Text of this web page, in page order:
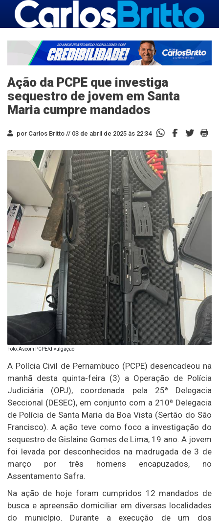
Ação da PCPE que investiga
sequestro de jovem em Santa
Maria cumpre mandados
por Carlos Britto // 03 de abril de 2025 às 22:34
Foto: Ascom PCPE/divulgação
A Polícia Civil de Pernambuco (PCPE) desencadeou na
manhã desta quinta-feira (3) a Operação de Polícia
Judiciária (OPJ), coordenada pela 25ª Delegacia
Seccional (DESEC), em conjunto com a 210ª Delegacia
de Polícia de Santa Maria da Boa Vista (Sertão do São
Francisco). A ação teve como foco a investigação do
sequestro de Gislaine Gomes de Lima, 19 ano. A jovem
foi levada por desconhecidos na madrugada de 3 de
março por três homens encapuzados, no
Assentamento Safra.
Na ação de hoje foram cumpridos 12 mandados de
busca e apreensão domiciliar em diversas localidades
do município. Durante a execução de um dos